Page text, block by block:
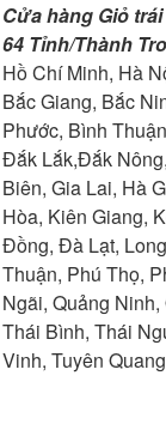
Cửa hàng Giỏ
64 Tỉnh/Thành
Hồ Chí Minh, Hà
Bắc Giang, Bắc
Phước, Bình
Đắk Lắk,Đắk
Biên, Gia Lai, Hà
Hòa, Kiên Giang,
Đồng, Đà Lạt,
Thuận, Phú Thọ,
Ngãi, Quảng
Thái Bình, Thái
Vinh, Tuyên